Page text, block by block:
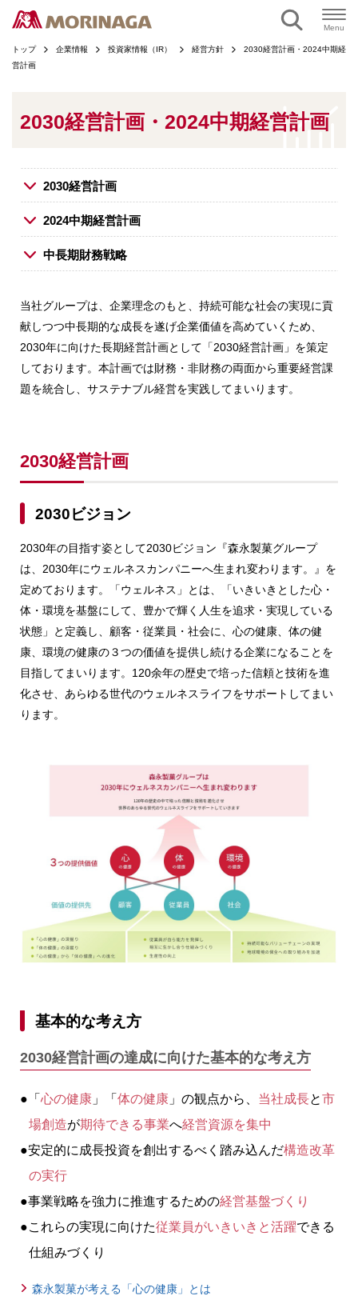
Menu
トップ 企業情報 投資家情報（IR） 経営方針
2030経営計画・2024中期経
営計画
2030経営計画・2024中期経営計画
2030経営計画
2024中期経営計画
中長期財務戦略
当社グループは、企業理念のもと、持続可能な社会の実現に貢
献しつつ中長期的な成長を遂げ企業価値を高めていくため、
2030年に向けた長期経営計画として「2030経営計画」を策定
しております。本計画では財務・非財務の両面から重要経営課
題を統合し、サステナブル経営を実践してまいります。
2030経営計画
2030ビジョン
2030年の目指す姿として2030ビジョン『森永製菓グループ
は、2030年にウェルネスカンパニーへ生まれ変わります。』を
定めております。「ウェルネス」とは、「いきいきとした心・
体・環境を基盤にして、豊かで輝く人生を追求・実現している
状態」と定義し、顧客・従業員・社会に、心の健康、体の健
康、環境の健康の３つの価値を提供し続ける企業になることを
目指してまいります。120余年の歴史で培った信頼と技術を進
化させ、あらゆる世代のウェルネスライフをサポートしてまい
ります。
基本的な考え方
2030経営計画の達成に向けた基本的な考え方
●「 心の健康 」「 体の健康 」の観点から、 当社成長と市
場創造が期待できる事業へ経営資源を集中
●安定的に成長投資を創出するべく踏み込んだ構造改革
の実行
●事業戦略を強力に推進するための経営基盤づくり
●これらの実現に向けた従業員がいきいきと活躍できる
仕組みづくり
森永製菓が考える「心の健康」とは